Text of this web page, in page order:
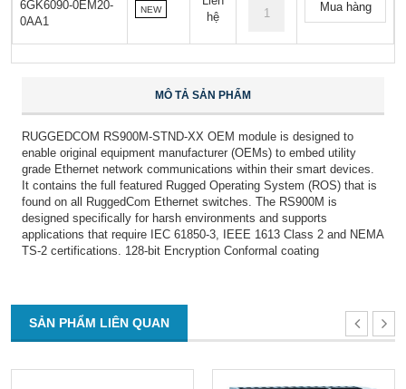
6GK6090-0EM20-
0AA1
NEW
hệ
Mua hàng
MÔ TẢ SẢN PHẨM
RUGGEDCOM RS900M-STND-XX OEM module is designed to
enable original equipment manufacturer (OEMs) to embed utility
grade Ethernet network communications within their smart devices.
It contains the full featured Rugged Operating System (ROS) that is
found on all RuggedCom Ethernet switches. The RS900M is
designed specifically for harsh environments and supports
applications that require IEC 61850-3, IEEE 1613 Class 2 and NEMA
TS-2 certifications. 128-bit Encryption Conformal coating
SẢN PHẨM LIÊN QUAN